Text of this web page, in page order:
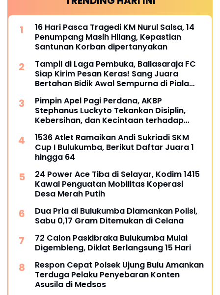
16 Hari Pasca Tragedi KM Nurul Salsa, 14
Penumpang Masih Hilang, Kepastian
Santunan Korban dipertanyakan
Tampil di Laga Pembuka, Ballasaraja FC
Siap Kirim Pesan Keras! Sang Juara
Bertahan Bidik Awal Sempurna di Piala
Pimpin Apel Pagi Perdana, AKBP
Stephanus Luckyto Tekankan Disiplin,
Kebersihan, dan Kecintaan terhadap
1536 Atlet Ramaikan Andi Sukriadi SKM
Cup I Bulukumba, Berikut Daftar Juara 1
hingga 64
24 Power Ace Tiba di Selayar, Kodim 1415
Kawal Penguatan Mobilitas Koperasi
Desa Merah Putih
Dua Pria di Bulukumba Diamankan Polisi,
Sabu 0,17 Gram Ditemukan di Celana
72 Calon Paskibraka Bulukumba Mulai
Digembleng, Diklat Berlangsung 15 Hari
Respon Cepat Polsek Ujung Bulu Amankan
Terduga Pelaku Penyebaran Konten
Asusila di Medsos